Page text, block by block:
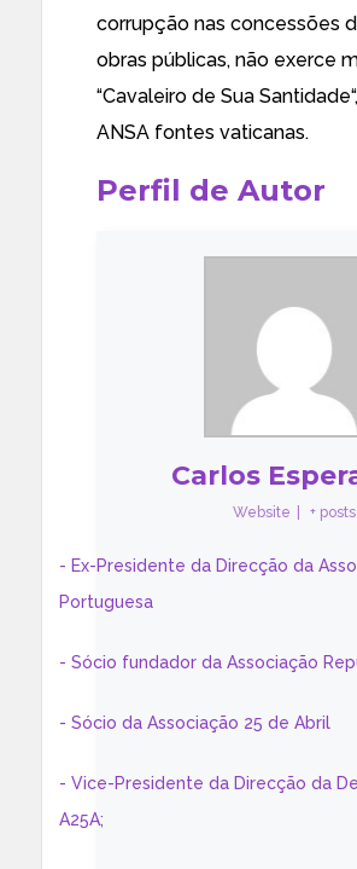
corrupção nas concessões
obras públicas, não exerce
“Cavaleiro de Sua Santidade
ANSA fontes vaticanas.
Perfil de Autor
Carlos
Website + posts
- Ex-Presidente da Direcção da
Portuguesa
- Sócio fundador da Associação
- Sócio da Associação 25 de Abril
- Vice-Presidente da Direcção da
A25A;